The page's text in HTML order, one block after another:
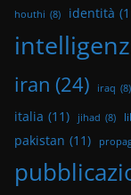
houthi (8) identità
iran (24) iraq (8)
italia (11) jihad (8)
pakistan (11)